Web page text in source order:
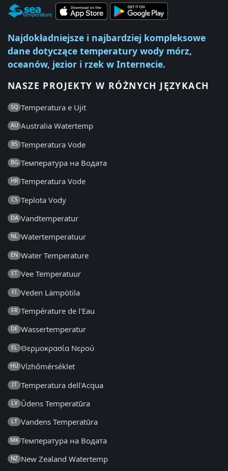
Najdokładniejsze i najbardziej kompleksowe
dane dotyczące temperatury wody mórz,
oceanów, jezior i rzek w Internecie.
NASZE PROJEKTY W RÓŻNYCH JĘZYKACH
SQ Temperatura e Ujit
AU Australia Watertemp
BS Temperatura Vode
BG Температура на Водата
HR Temperatura Vode
CS Teplota Vody
DA Vandtemperatur
NL Watertemperatuur
EN Water Temperature
ET Vee Temperatuur
FI Veden Lämpötila
FR Température de l'Eau
DE Wassertemperatur
EL Θερμοκρασία Νερού
HU Vízhőmérséklet
IT Temperatura dell'Acqua
LV Ūdens Temperatūra
LT Vandens Temperatūra
MK Температура на Водата
NZ New Zealand Watertemp